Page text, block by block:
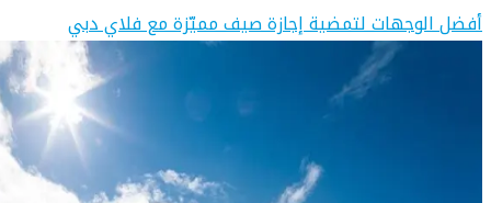
أفضل الوجهات لتمضية إجازة صيف مميّزة مع فلاي دبي